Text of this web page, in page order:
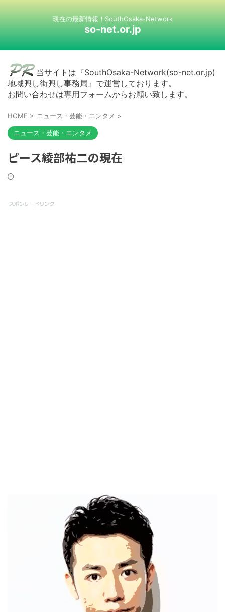
現在の最新情報！SouthOsaka-Network
so-net.or.jp
当サイトは『SouthOsaka-Network(so-net.or.jp)
地域興し街興し事務局』で運営しております。
お問い合わせは専用フォームからお願い致します。
HOME > ニュース・芸能・エンタメ >
ニュース・芸能・エンタメ
ピース綾部祐二の現在